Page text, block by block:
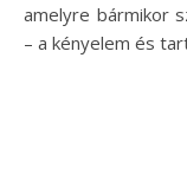
amelyre bármikor
– a kényelem és